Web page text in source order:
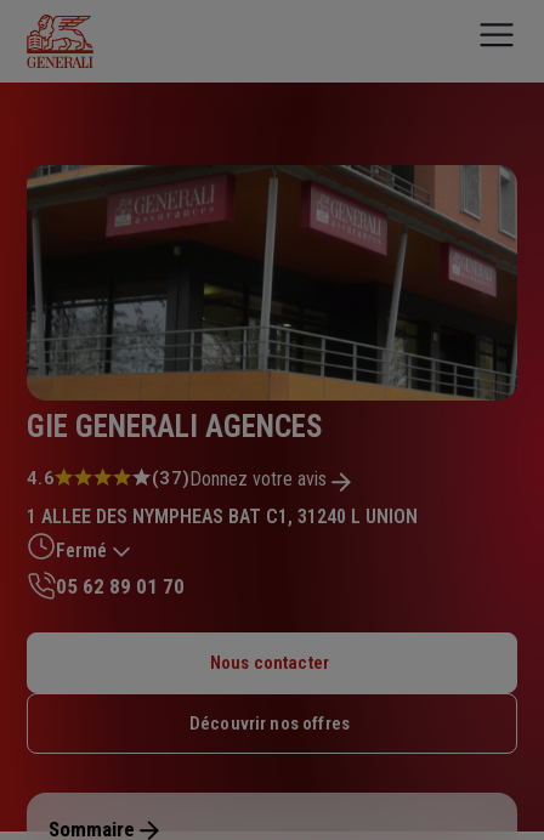
contenu
principal
GIE GENERALI AGENCES
Note
4.6
sur
5
étoiles
4.6 (37)Donnez votre avis
1 ALLEE DES NYMPHEAS BAT C1, 31240 L UNION
Fermé
Mardi : 09h – 12h / 13h30 – 17h
Jeudi : 09h – 12h
Dimanche : Fermé
05 62 89 01 70
Nous contacter
Découvrir nos offres
Sommaire